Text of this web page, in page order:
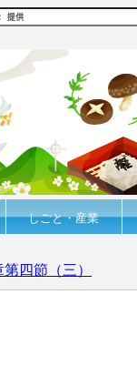
しごと・産業
四節（三）